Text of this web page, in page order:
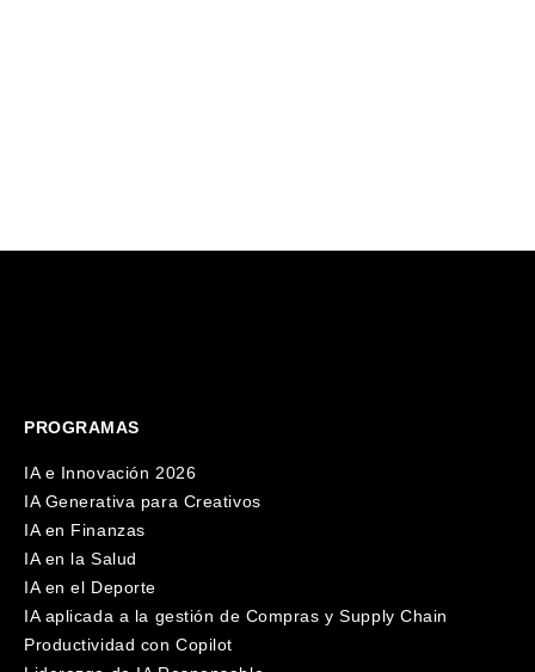
PROGRAMAS
IA e Innovación 2026
IA Generativa para Creativos
IA en Finanzas
IA en la Salud
IA en el Deporte
IA aplicada a la gestión de Compras y Supply Chain
Productividad con Copilot